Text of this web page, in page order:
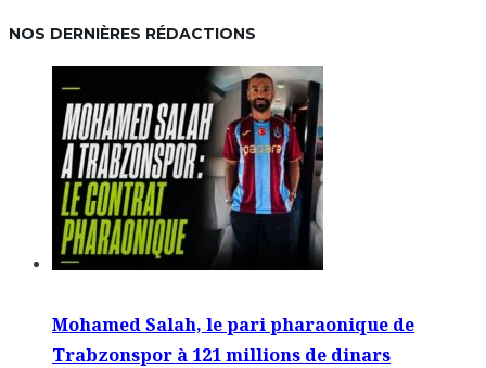
NOS DERNIÈRES RÉDACTIONS
Mohamed Salah, le pari pharaonique de
Trabzonspor à 121 millions de dinars